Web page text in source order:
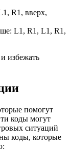
R1, вверх,
L1, R1, L1, R1,
избежать
помогут
коды могут
ситуаций
коды, которые